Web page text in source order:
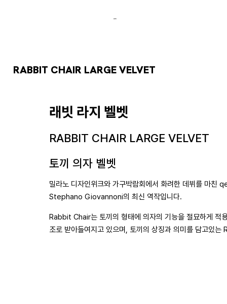
RABBIT CHAIR LARGE VELVET
래빗 라지 벨벳
RABBIT CHAIR LARGE VELVET
토끼 의자 벨벳
밀라노 디자인위크와 가구박람회에서 화려한 데뷔를 마친
Stephano Giovannoni의 최신 역작입니다.
Rabbit Chair는 토끼의 형태에 의자의 기능을 절묘하게 적
조로 받아들여지고 있으며, 토끼의 상징과 의미를 담고있